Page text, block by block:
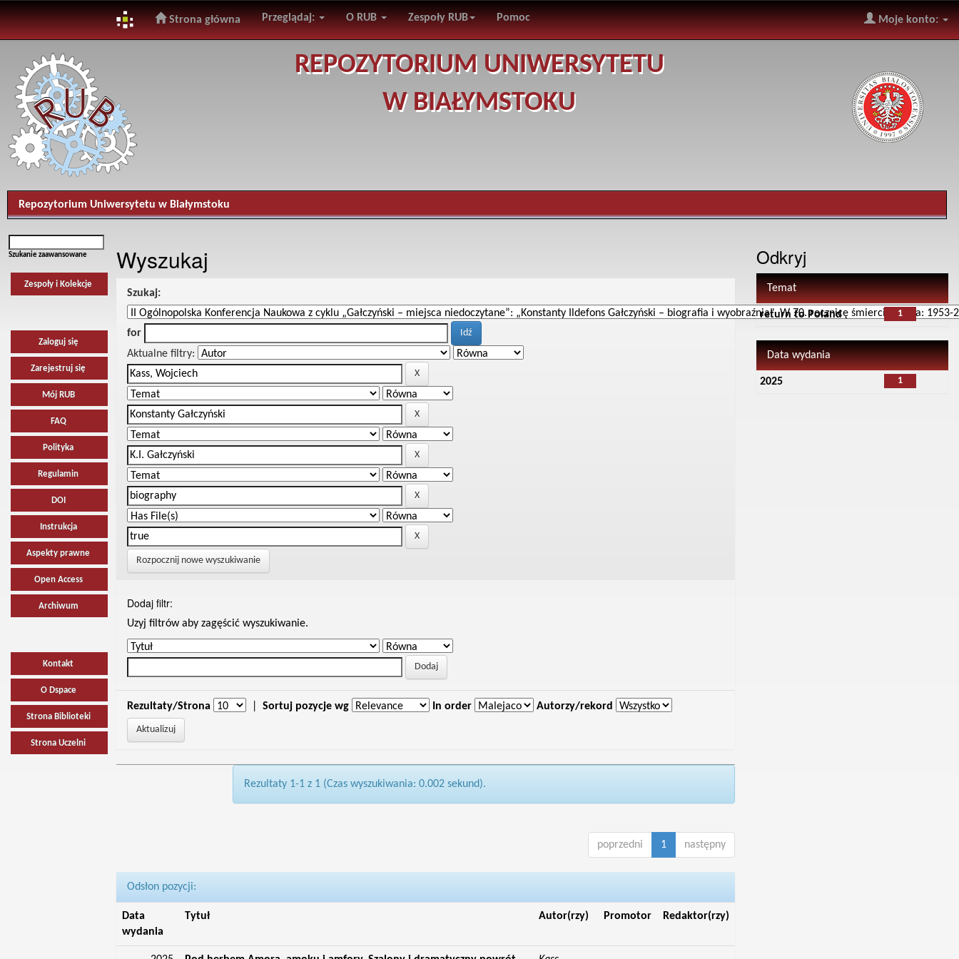
navigation
Strona główna Przeglądaj: O RUB Zespoły RUB Pomoc Moje konto:
REPOZYTORIUM UNIWERSYTETU
W BIAŁYMSTOKU
Repozytorium Uniwersytetu w Białymstoku
Szukanie zaawansowane
Zespoły i Kolekcje
Zaloguj się
Zarejestruj się
Mój RUB
FAQ
Polityka
Regulamin
DOI
Instrukcja
Aspekty prawne
Open Access
Archiwum
Kontakt
O Dspace
Strona Biblioteki
Strona Uczelni
Wyszukaj
Szukaj:
for
Aktualne filtry:
Rozpocznij nowe wyszukiwanie
Dodaj filtr:
Uzyj filtrów aby zagęścić wyszukiwanie.
Rezultaty/Strona Sortuj pozycje wg In order Autorzy/rekord
Rezultaty 1-1 z 1 (Czas wyszukiwania: 0.002 sekund).
poprzedni 1 następny
Odsłon pozycji:
Data
wydania
Tytuł Autor(rzy) Promotor Redaktor(rzy)
Odkryj
Temat
1
return to Poland
Data wydania
1
2025